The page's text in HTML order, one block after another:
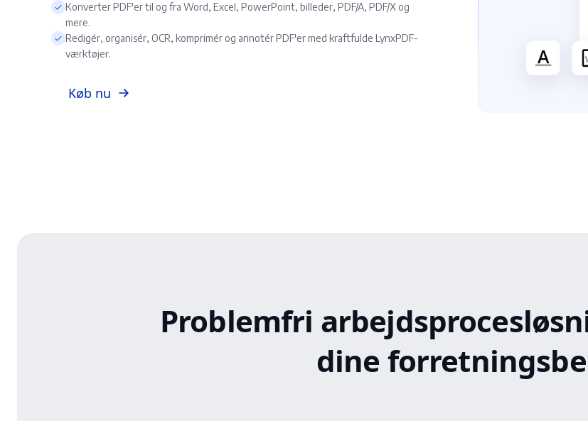
Konverter PDF'er til og fra Word, Excel, PowerPoint, billeder, PDF/A, PDF/X og
mere.
Redigér, organisér, OCR, komprimér og annotér PDF'er med kraftfulde LynxPDF-
værktøjer.
Køb nu
Problemfri
dine